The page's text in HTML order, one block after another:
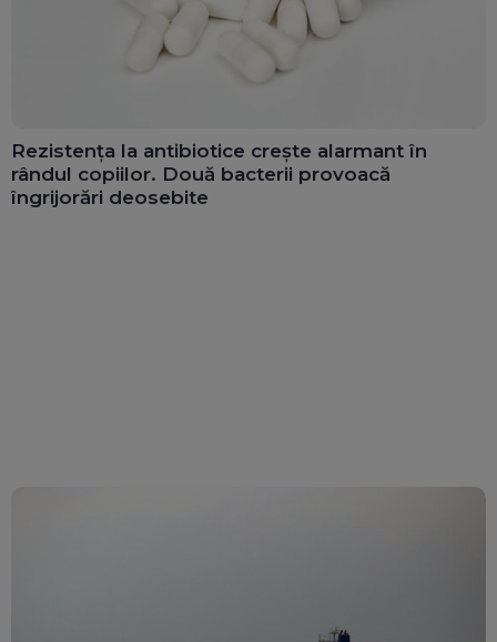
Rezistența la antibiotice crește alarmant în
rândul copiilor. Două bacterii provoacă
îngrijorări deosebite